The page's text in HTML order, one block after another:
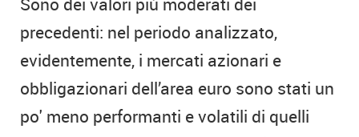
precedenti: nel periodo analizzato,
evidentemente, i mercati azionari e
obbligazionari dell’area euro sono stati un
po' meno performanti e volatili di quelli